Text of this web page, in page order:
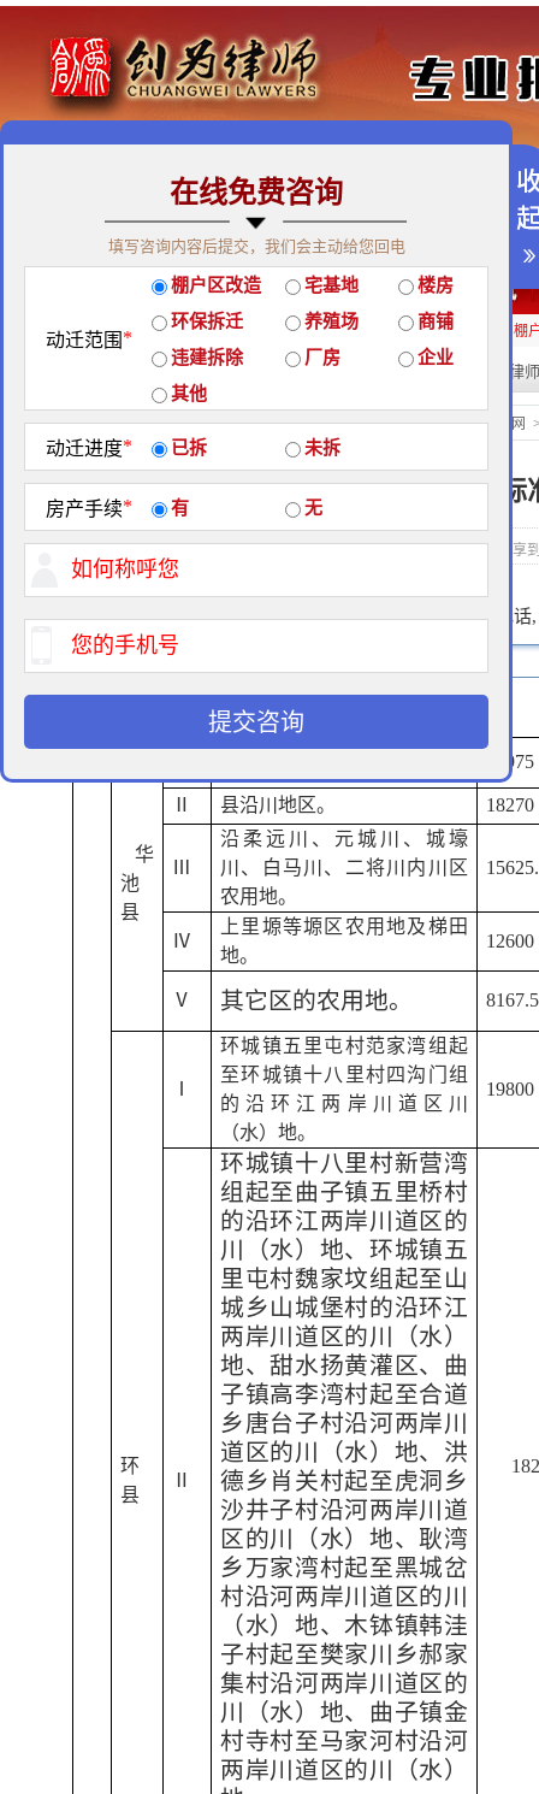
免费咨询热线：400-900-9881
经典案例 | 律师团队 拆迁维权 | 征地维权
房屋拆迁补偿 企业拆迁补偿 厂房拆迁补偿 征地补偿 违章拆迁补偿 棚
热门搜索: 拆迁律师
地区政策 当前位置： 北京创为律师事务所官网
甘肃省征地补偿安置标
次 分享
免费法律咨询热线:400-900-9881 请输入您的电话
华
池
县
18975
县沿川地区。 18270
沿柔远川、元城川、城壕
川、白马川、二将川内川区
农用地。
Ⅳ
上里塬等塬区农用地及梯田
地。
12600
Ⅴ 其它区的农用地。 8167.5
环
县
环城镇五里屯村范家湾组起
至环城镇十八里村四沟门组
的沿环江两岸川道区川
（水）地。
19800
环城镇十八里村新营湾
组起至曲子镇五里桥村
的沿环江两岸川道区的
川（水）地、环城镇五
里屯村魏家坟组起至山
城乡山城堡村的沿环江
两岸川道区的川（水）
地、甜水扬黄灌区、曲
子镇高李湾村起至合道
乡唐台子村沿河两岸川
道区的川（水）地、洪
德乡肖关村起至虎洞乡
沙井子村沿河两岸川道
区的川（水）地、耿湾
乡万家湾村起至黑城岔
村沿河两岸川道区的川
（水）地、木钵镇韩洼
子村起至樊家川乡郝家
集村沿河两岸川道区的
川（水）地、曲子镇金
村寺村至马家河村沿河
两岸川道区的川（水）
在线免费咨询
填写咨询内容后提交，我们会主动给您回电
动迁范围 *
棚户区改造 宅基地
楼房
环保拆迁
养殖场
商铺
违建拆除
厂房
企业
其他
动迁进度* 已拆 未拆
房产手续* 有 无
提交咨询